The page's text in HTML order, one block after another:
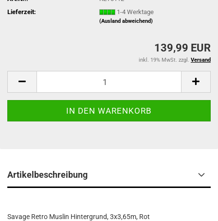
Lieferzeit:
1-4 Werktage
(Ausland abweichend)
139,99 EUR
inkl. 19% MwSt. zzgl. Versand
Artikelbeschreibung
Savage Retro Muslin Hintergrund, 3x3,65m, Rot